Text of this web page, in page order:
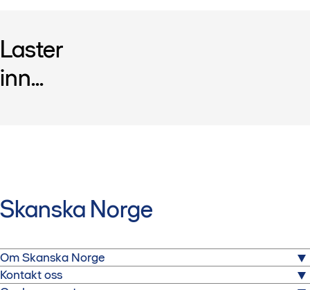
Laster
inn...
Skanska Norge
Om Skanska Norge
Skanska er et av Norges største prosjektutvikler- og
Kontakt oss